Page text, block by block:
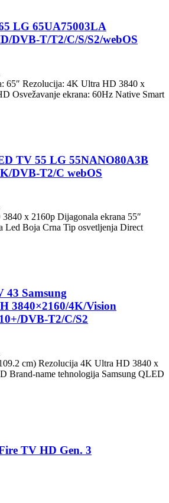
LG 65UA75003LA
DVB-T/T2/C/S/S2/webOS
65″ Rezolucija: 4K Ultra HD 3840 x
Osvežavanje ekrana: 60Hz Native Smart
TV 55 LG 55NANO80A3B
DVB-T2/C webOS
x 2160p Dijagonala ekrana 55″
Led Boja Crna Tip osvetljenja Direct
Samsung
3840×2160/4K/Vision
DVB-T2/C/S2
cm) Rezolucija 4K Ultra HD 3840 x
Brand-name tehnologija Samsung QLED
TV HD Gen. 3